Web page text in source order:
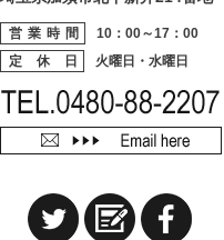
営業時間
10：00～17：00
定 休 日
火曜日・水曜日